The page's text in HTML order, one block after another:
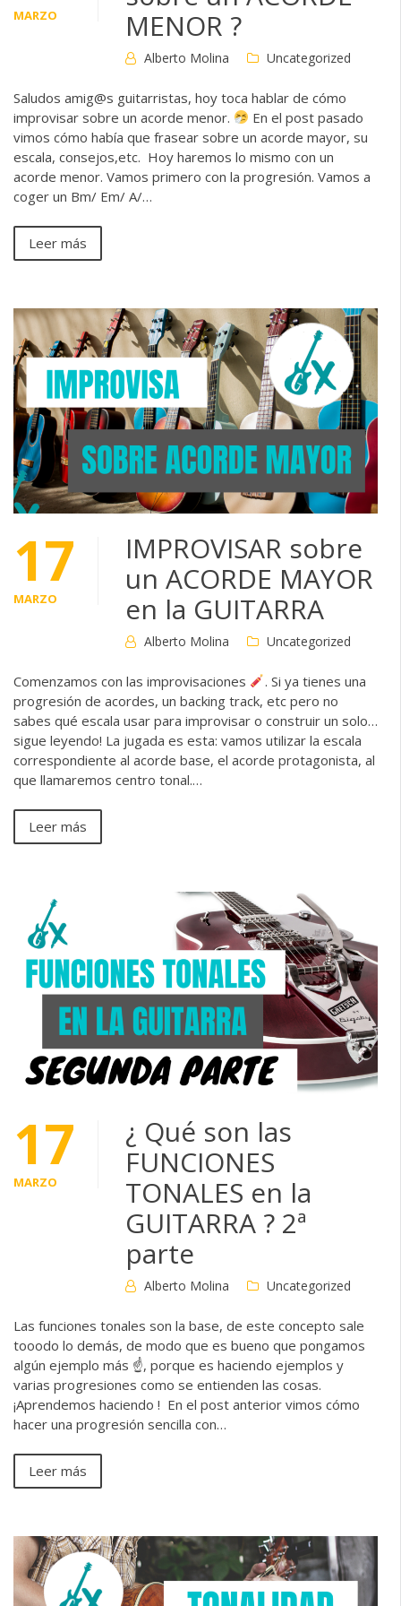
MARZO
MENOR ?
Alberto Molina Uncategorized
Saludos amig@s guitarristas, hoy toca hablar de cómo
improvisar sobre un acorde menor.
En el post pasado
vimos cómo había que frasear sobre un acorde mayor, su
escala, consejos,etc. Hoy haremos lo mismo con un
acorde menor. Vamos primero con la progresión. Vamos a
coger un Bm/ Em/ A/…
Leer más
17
MARZO
IMPROVISAR sobre
un ACORDE MAYOR
en la GUITARRA
Alberto Molina Uncategorized
Comenzamos con las improvisaciones
. Si ya tienes una
progresión de acordes, un backing track, etc pero no
sabes qué escala usar para improvisar o construir un solo…
sigue leyendo! La jugada es esta: vamos utilizar la escala
correspondiente al acorde base, el acorde protagonista, al
que llamaremos centro tonal.…
Leer más
17
MARZO
¿ Qué son las
FUNCIONES
TONALES en la
GUITARRA ? 2ª
parte
Alberto Molina Uncategorized
Las funciones tonales son la base, de este concepto sale
tooodo lo demás, de modo que es bueno que pongamos
algún ejemplo más ☝️, porque es haciendo ejemplos y
varias progresiones como se entienden las cosas.
¡Aprendemos haciendo ! En el post anterior vimos cómo
hacer una progresión sencilla con…
Leer más